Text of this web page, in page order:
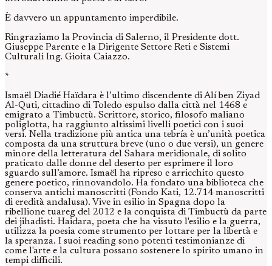
È davvero un appuntamento imperdibile.
Ringraziamo la Provincia di Salerno, il Presidente dott.
Giuseppe Parente e la Dirigente Settore Reti e Sistemi
Culturali Ing. Gioita Caiazzo.
*
Ismaël Diadié Haïdara è l’ultimo discendente di Alí ben Ziyad
Al-Quti, cittadino di Toledo espulso dalla città nel 1468 e
emigrato a Timbuctù. Scrittore, storico, filosofo maliano
poliglotta, ha raggiunto altissimi livelli poetici con i suoi
versi. Nella tradizione più antica una tebría è un’unità poetica
composta da una struttura breve (uno o due versi), un genere
minore della letteratura del Sahara meridionale, di solito
praticato dalle donne del deserto per esprimere il loro
sguardo sull’amore. Ismaël ha ripreso e arricchito questo
genere poetico, rinnovandolo. Ha fondato una biblioteca che
conserva antichi manoscritti (Fondo Kati, 12.714 manoscritti
di eredità andalusa). Vive in esilio in Spagna dopo la
ribellione tuareg del 2012 e la conquista di Timbuctù da parte
dei jihadisti. Haidara, poeta che ha vissuto l'esilio e la guerra,
utilizza la poesia come strumento per lottare per la libertà e
la speranza. I suoi reading sono potenti testimonianze di
come l'arte e la cultura possano sostenere lo spirito umano in
tempi difficili.